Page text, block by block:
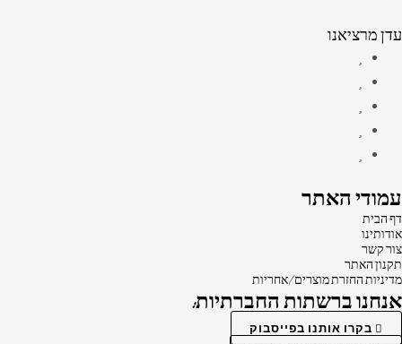
עדן מרציאנו
עמודי האתר
דף הבית
אודותינו
צור קשר
תקנון האתר
מדיניות החזרת מוצרים/אחריות
אנחנו ברשתות החברתיות:
בקרו אותנו בפייסבוק